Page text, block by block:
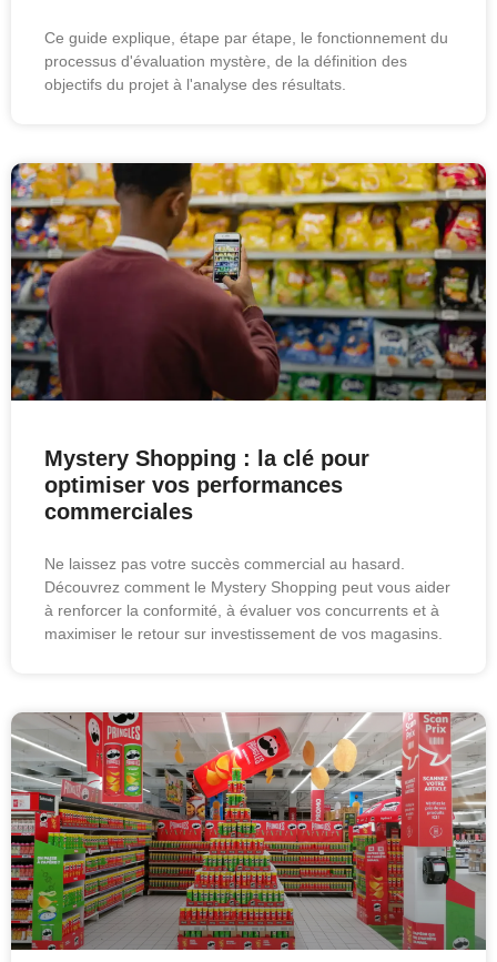
Ce guide explique, étape par étape, le fonctionnement du
processus d'évaluation mystère, de la définition des
objectifs du projet à l'analyse des résultats.
Mystery Shopping : la clé pour
optimiser vos performances
commerciales
Ne laissez pas votre succès commercial au hasard.
Découvrez comment le Mystery Shopping peut vous aider
à renforcer la conformité, à évaluer vos concurrents et à
maximiser le retour sur investissement de vos magasins.